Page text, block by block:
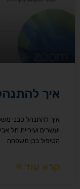
איך
איך להתנהל כבני
ועשרים ועיריית תל
הטיפול בבן משפחה
קרא עוד »